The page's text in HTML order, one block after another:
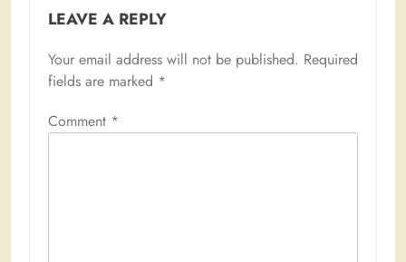
LEAVE A REPLY
Your email address will not be published. Required
fields are marked *
Comment *